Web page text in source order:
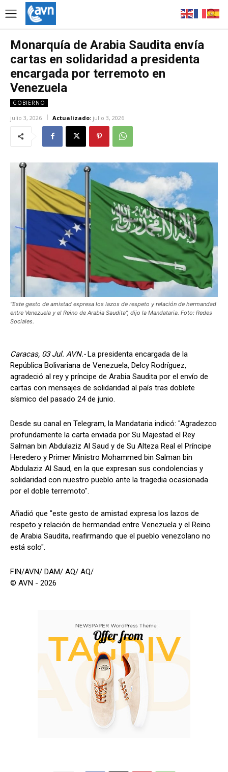
Monarquía de Arabia Saudita envía
cartas en solidaridad a presidenta
encargada por terremoto en
Venezuela
GOBIERNO
julio 3, 2026 Actualizado: julio 3, 2026
"Este gesto de amistad expresa los lazos de respeto y relación de hermandad
entre Venezuela y el Reino de Arabia Saudita", dijo la Mandataria. Foto: Redes
Sociales.
Caracas, 03 Jul. AVN.-La presidenta encargada de la
República Bolivariana de Venezuela, Delcy Rodríguez,
agradeció al rey y príncipe de Arabia Saudita por el envío de
cartas con mensajes de solidaridad al país tras doblete
sísmico del pasado 24 de junio.
Desde su canal en Telegram, la Mandataria indicó: "Agradezco
profundamente la carta enviada por Su Majestad el Rey
Salman bin Abdulaziz Al Saud y de Su Alteza Real el Príncipe
Heredero y Primer Ministro Mohammed bin Salman bin
Abdulaziz Al Saud, en la que expresan sus condolencias y
solidaridad con nuestro pueblo ante la tragedia ocasionada
por el doble terremoto".
Añadió que "este gesto de amistad expresa los lazos de
respeto y relación de hermandad entre Venezuela y el Reino
de Arabia Saudita, reafirmando que el pueblo venezolano no
está solo".
FIN/AVN/ DAM/ AQ/ AQ/
© AVN - 2026